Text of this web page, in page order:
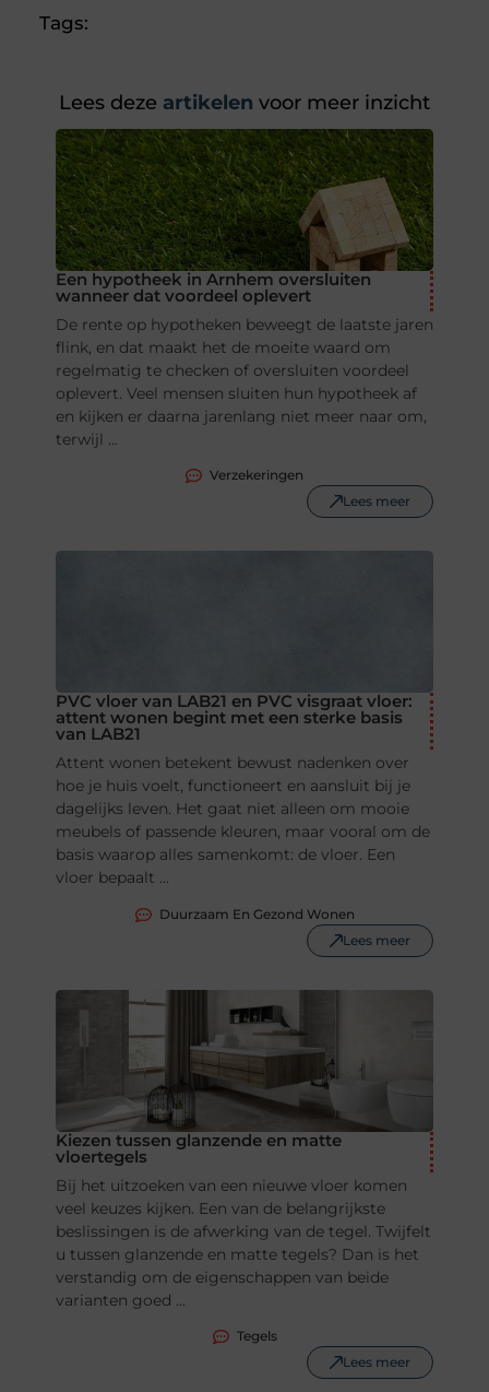
Tags:
Lees deze artikelen voor meer inzicht
Een hypotheek in Arnhem oversluiten
wanneer dat voordeel oplevert
De rente op hypotheken beweegt de laatste jaren
flink, en dat maakt het de moeite waard om
regelmatig te checken of oversluiten voordeel
oplevert. Veel mensen sluiten hun hypotheek af
en kijken er daarna jarenlang niet meer naar om,
terwijl ...
Verzekeringen
Lees meer
PVC vloer van LAB21 en PVC visgraat vloer:
attent wonen begint met een sterke basis
van LAB21
Attent wonen betekent bewust nadenken over
hoe je huis voelt, functioneert en aansluit bij je
dagelijks leven. Het gaat niet alleen om mooie
meubels of passende kleuren, maar vooral om de
basis waarop alles samenkomt: de vloer. Een
vloer bepaalt ...
Duurzaam En Gezond Wonen
Lees meer
Kiezen tussen glanzende en matte
vloertegels
Bij het uitzoeken van een nieuwe vloer komen
veel keuzes kijken. Een van de belangrijkste
beslissingen is de afwerking van de tegel. Twijfelt
u tussen glanzende en matte tegels? Dan is het
verstandig om de eigenschappen van beide
varianten goed ...
Tegels
Lees meer